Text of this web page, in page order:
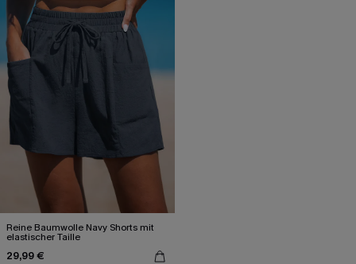
Reine Baumwolle Navy Shorts mit
elastischer Taille
29,99 €